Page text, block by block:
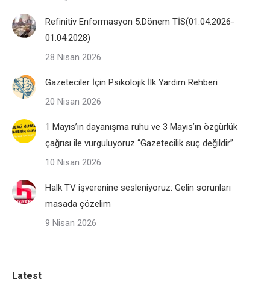
Refinitiv Enformasyon 5.Dönem TİS(01.04.2026-
01.04.2028)
28 Nisan 2026
Gazeteciler İçin Psikolojik İlk Yardım Rehberi
20 Nisan 2026
1 Mayıs’ın dayanışma ruhu ve 3 Mayıs’ın özgürlük
çağrısı ile vurguluyoruz “Gazetecilik suç değildir”
10 Nisan 2026
Halk TV işverenine sesleniyoruz: Gelin sorunları
masada çözelim
9 Nisan 2026
Latest